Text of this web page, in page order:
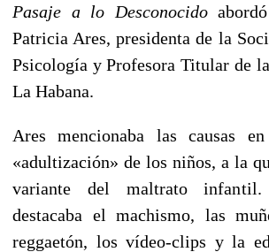
Pasaje a lo Desconocido
Patricia Ares, presidenta de la
Psicología y Profesora Titular de
La Habana.
Ares mencionaba las causas
«adultización» de los niños, a la
variante del maltrato
destacaba el machismo, las
reggaetón, los vídeo-clips y la